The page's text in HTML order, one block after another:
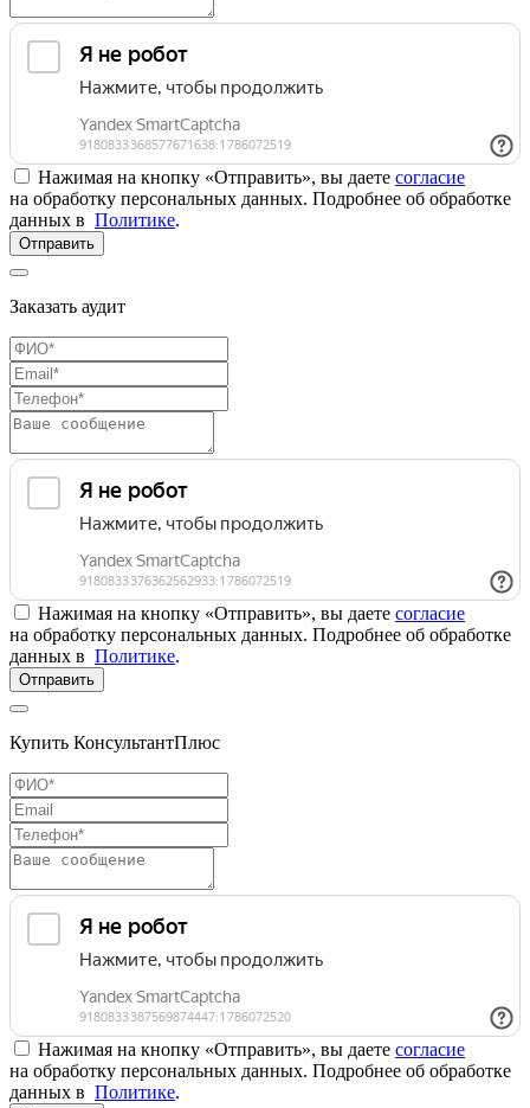
Нажимая на кнопку «Отправить», вы даете согласие
на обработку персональных данных. Подробнее об обработке
данных в Политике.
Отправить
Заказать аудит
Нажимая на кнопку «Отправить», вы даете согласие
на обработку персональных данных. Подробнее об обработке
данных в Политике.
Отправить
Купить КонсультантПлюс
Нажимая на кнопку «Отправить», вы даете согласие
на обработку персональных данных. Подробнее об обработке
данных в Политике.